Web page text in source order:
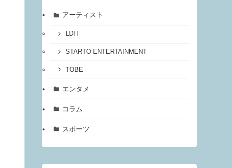
アーティスト
LDH
STARTO ENTERTAINMENT
TOBE
エンタメ
コラム
スポーツ